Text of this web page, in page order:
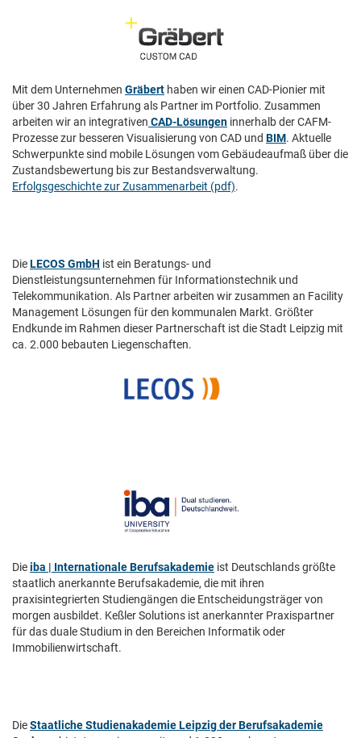
Mit dem Unternehmen Gräbert haben wir einen CAD-Pionier mit
über 30 Jahren Erfahrung als Partner im Portfolio. Zusammen
arbeiten wir an integrativen CAD-Lösungen innerhalb der CAFM-
Prozesse zur besseren Visualisierung von CAD und BIM. Aktuelle
Schwerpunkte sind mobile Lösungen vom Gebäudeaufmaß über die
Zustandsbewertung bis zur Bestandsverwaltung.
Erfolgsgeschichte zur Zusammenarbeit (pdf).
DieLECOS GmbH ist ein Beratungs- und
Dienstleistungsunternehmen für Informationstechnik und
Telekommunikation. Als Partner arbeiten wir zusammen an Facility
Management Lösungen für den kommunalen Markt. Größter
Endkunde im Rahmen dieser Partnerschaft ist die Stadt Leipzig mit
ca. 2.000 bebauten Liegenschaften.
Dieiba | Internationale Berufsakademie ist Deutschlands größte
staatlich anerkannte Berufsakademie, die mit ihren
praxisintegrierten Studiengängen die Entscheidungsträger von
morgen ausbildet. Keßler Solutions ist anerkannter Praxispartner
für das duale Studium in den Bereichen Informatik oder
Immobilienwirtschaft.
DieStaatliche Studienakademie Leipzig der Berufsakademie